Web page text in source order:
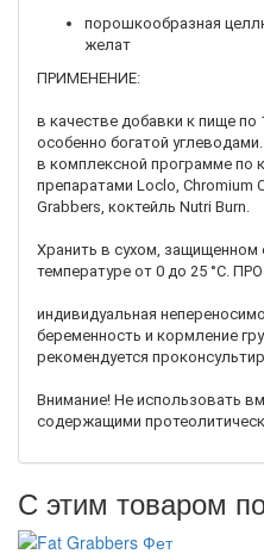
порошкообразная
желат
ПРИМЕНЕНИЕ:
в качестве добавки к пище по
особенно богатой
в комплексной программе по
препаратами Loclo, Chromium
Grabbers, коктейль Nutri Burn.
Хранить в сухом, защищенном
температуре от 0 до 25 °С.
индивидуальная
беременность и кормление
рекомендуется
Внимание! Не использовать
содержащими
С этим товаром